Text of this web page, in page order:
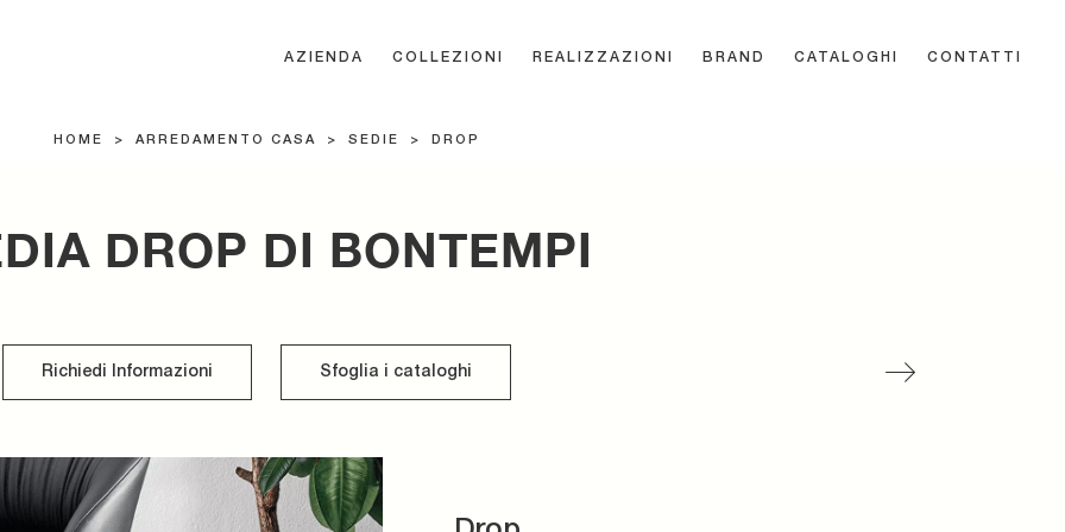
AZIENDA COLLEZIONI REALIZZAZIONI BRAND CATALOGHI CONTATTI
HOME > ARREDAMENTO CASA > SEDIE > DROP
DROP DI BONTEMPI
Richiedi Informazioni Sfoglia i cataloghi